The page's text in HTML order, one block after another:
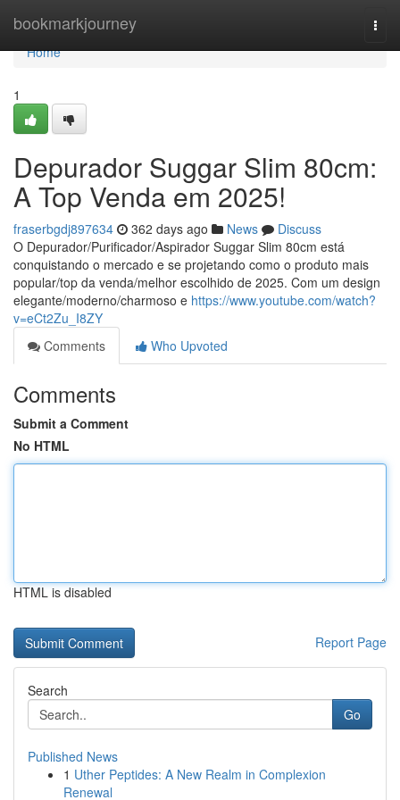
bookmarkjourney
Home
Home
1
Depurador Suggar Slim 80cm:
A Top Venda em 2025!
fraserbgdj897634 362 days ago News
Discuss
O Depurador/Purificador/Aspirador Suggar Slim 80cm está
conquistando o mercado e se projetando como o produto mais
popular/top da venda/melhor escolhido de 2025. Com um design
elegante/moderno/charmoso e https://www.youtube.com/watch?
v=eCt2Zu_I8ZY
Comments
Who Upvoted
Comments
Submit a Comment
No HTML
HTML is disabled
Report Page
Search
Go
Published News
1 Uther Peptides: A New Realm in Complexion
Renewal